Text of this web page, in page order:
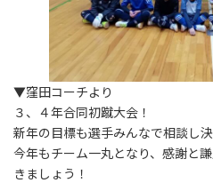
▼窪田コーチより
３、４年合同初蹴大会！
新年の目標も選手みんなで相談し決
今年もチーム一丸となり、感謝と
きましょう！